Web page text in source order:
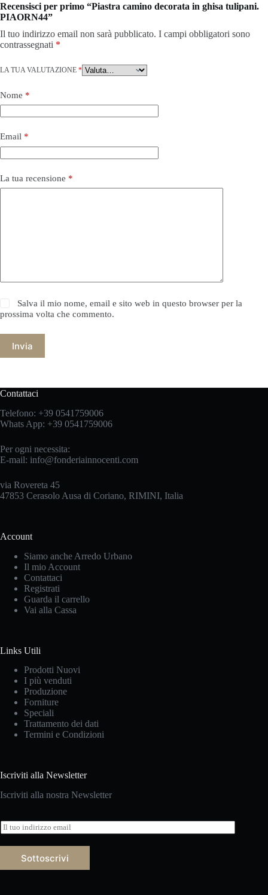
Recensisci per primo “Piastra camino decorata in ghisa tulipani.
PIAORN44”
Il tuo indirizzo email non sarà pubblicato. I campi obbligatori sono
contrassegnati *
LA TUA VALUTAZIONE *
Nome *
Email *
La tua recensione *
Salva il mio nome, email e sito web in questo browser per la
prossima volta che commento.
Invia
Contattaci
Telefono: +39 0541759006
Whats App: +39 0541759006
Per ogni necessita:
E-mail: info@fonderiainnocenti.com
via Rovereta 45
47853 Cerasolo Ausa di Coriano, RIMINI, Italia
Account
Siamo anche Arredo Urbano
Il mio Account
Contattaci
Registrati
Guarda il carrello
Vai alla Cassa
Links Utili
Prodotti Nuovi
I più venduti
Produzione
Forniture
Speciali
Trattamento dei dati
Termini e Condizioni
Iscriviti alla Newsletter
Iscriviti alla nostra Newsletter
E
m
a
Sottoscrivi